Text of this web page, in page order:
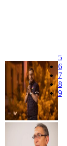
5
6
7
8
9